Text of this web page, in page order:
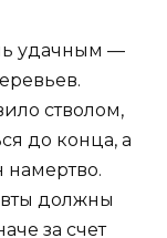
удачным —
стволом,
до конца, а
намертво.
должны
за счет